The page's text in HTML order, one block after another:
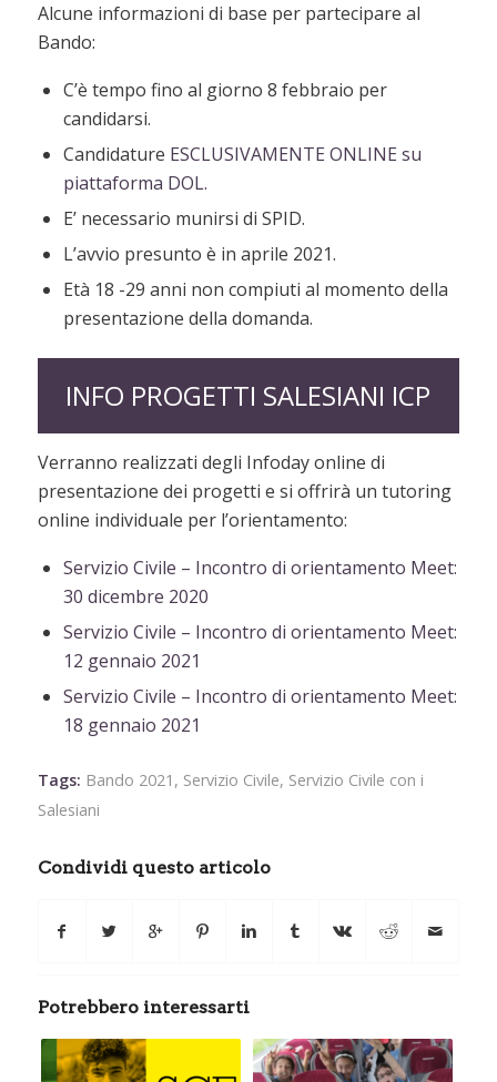
Alcune informazioni di base per partecipare al
Bando:
C’è tempo fino al giorno 8 febbraio per
candidarsi.
Candidature ESCLUSIVAMENTE ONLINE su
piattaforma DOL.
E’ necessario munirsi di SPID.
L’avvio presunto è in aprile 2021.
Età 18 -29 anni non compiuti al momento della
presentazione della domanda.
INFO PROGETTI SALESIANI ICP
Verranno realizzati degli Infoday online di
presentazione dei progetti e si offrirà un tutoring
online individuale per l’orientamento:
Servizio Civile – Incontro di orientamento Meet:
30 dicembre 2020
Servizio Civile – Incontro di orientamento Meet:
12 gennaio 2021
Servizio Civile – Incontro di orientamento Meet:
18 gennaio 2021
Tags: Bando 2021 , Servizio Civile, Servizio Civile con i
Salesiani
Condividi questo articolo
Potrebbero interessarti